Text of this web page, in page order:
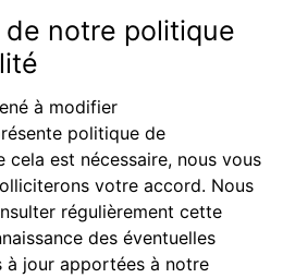
notre politique
à modifier
politique de
est nécessaire, nous vous
votre accord. Nous
régulièrement cette
des éventuelles
à jour apportées à notre